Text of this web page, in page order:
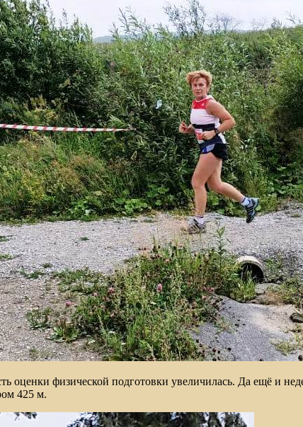
оценки физической подготовки увеличилась. Да ещё и
425 м.